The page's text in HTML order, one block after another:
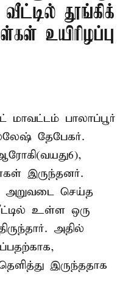
தூங்கிக்
உயிரிழப்பு
மாவட்டம் பாலாப்பூர்
தேபேகர்.
இருந்தனர்.
அறுவடை செய்த
உள்ள ஒரு
அதில்
இருந்ததாக